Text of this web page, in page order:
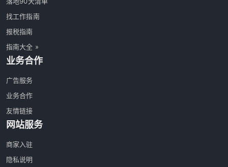
找工作指南
报税指南
指南大全 »
业务合作
广告服务
业务合作
友情链接
网站服务
商家入驻
隐私说明